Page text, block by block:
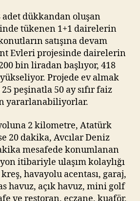
adet dükkandan oluşan
tükenen 1+1 dairelerin
satışına devam
Evleri projesinde dairelerin
bin liradan başlıyor, 418
Projede ev almak
peşinatla 50 ay sıfır faiz
yararlanabiliyorlar.
2 kilometre, Atatürk
20 dakika, Avcılar Deniz
mesafede konumlanan
itibariyle ulaşım kolaylığı
havayolu acentası, garaj,
havuz, açık havuz, mini golf
ve restoran, eczane, kuaför,